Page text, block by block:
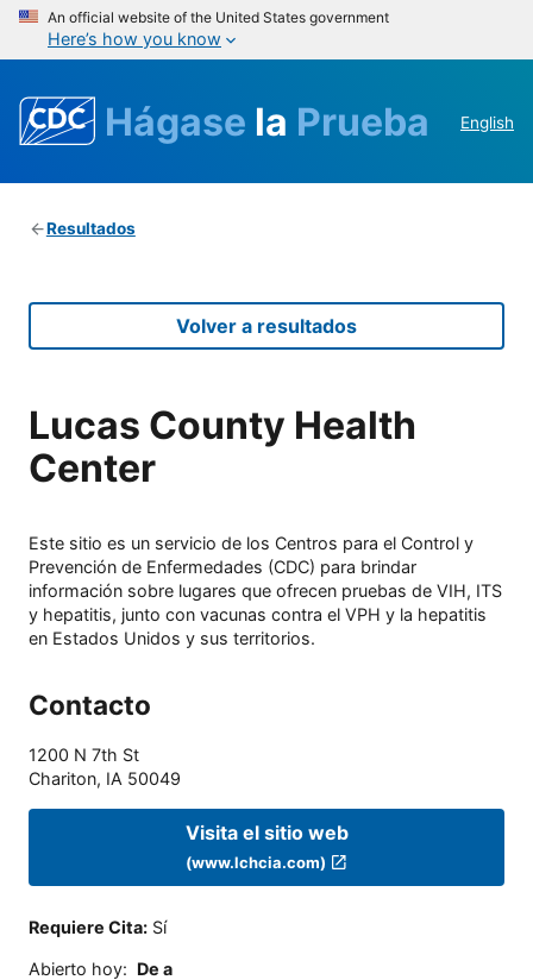
An official website of the United States government
Here’s how you know
Hágase la Prueba English
Resultados
Volver a resultados
Lucas County Health
Center
Este sitio es un servicio de los Centros para el Control y
Prevención de Enfermedades (CDC) para brindar
información sobre lugares que ofrecen pruebas de VIH, ITS
y hepatitis, junto con vacunas contra el VPH y la hepatitis
en Estados Unidos y sus territorios.
Contacto
1200 N 7th St
Chariton, IA 50049
Visita el sitio web
(www.lchcia.com)
Requiere Cita: Sí
Abierto hoy: De a